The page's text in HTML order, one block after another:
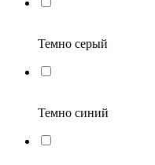
Темно серый
Темно синий